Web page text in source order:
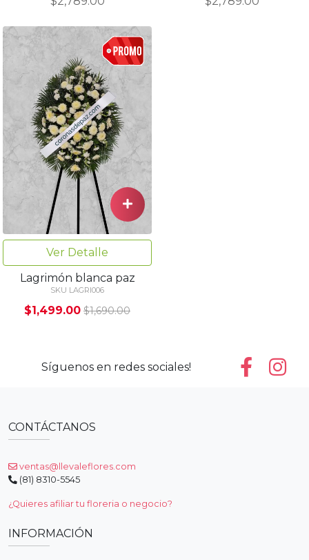
Ver Detalle
Lagrimón blanca paz
SKU LAGRI006
$1,499.00 $1,690.00
Síguenos en redes sociales!
CONTÁCTANOS
ventas@llevaleflores.com
(81) 8310-5545
¿Quieres afiliar tu floreria o negocio?
INFORMACIÓN